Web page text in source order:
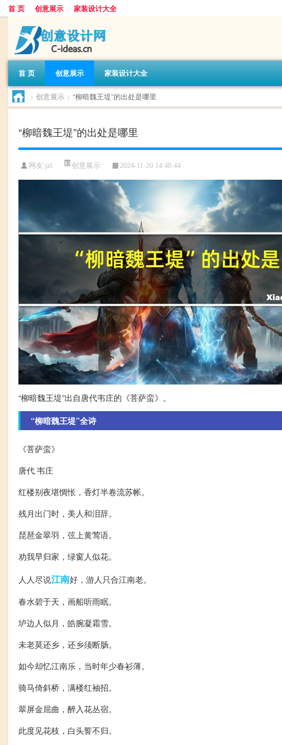
首 页 创意展示 家装设计大全
首 页 创意展示 家装设计大全
> 创意展示 > “柳暗魏王堤”的出处是哪里
“柳暗魏王堤”的出处是哪里
网友:jzl 创意展示 2024-11-20 14:40:44
“柳暗魏王堤”出自唐代韦庄的《菩萨蛮》。
“柳暗魏王堤”全诗
《菩萨蛮》
唐代 韦庄
红楼别夜堪惆怅，香灯半卷流苏帐。
残月出门时，美人和泪辞。
琵琶金翠羽，弦上黄莺语。
劝我早归家，绿窗人似花。
人人尽说江南好，游人只合江南老。
春水碧于天，画船听雨眠。
垆边人似月，皓腕凝霜雪。
未老莫还乡，还乡须断肠。
如今却忆江南乐，当时年少春衫薄。
骑马倚斜桥，满楼红袖招。
翠屏金屈曲，醉入花丛宿。
此度见花枝，白头誓不归。